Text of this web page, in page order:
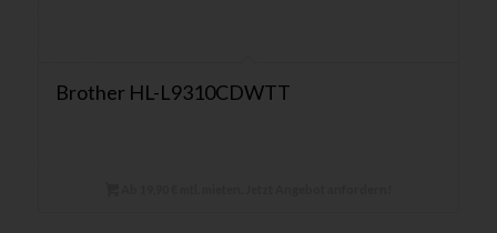
Brother HL-L9310CDWTT